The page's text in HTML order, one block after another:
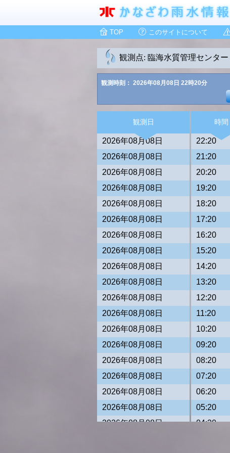
TOP
このサイトについて
観測点: 臨海水質管理センター
観測時刻： 2026年08月08日 22時20分
観測日 時間
2026年08月08日 22:20
2026年08月08日
21:20
2026年08月08日
20:20
2026年08月08日
19:20
2026年08月08日
18:20
2026年08月08日
17:20
2026年08月08日
16:20
2026年08月08日
15:20
2026年08月08日
14:20
2026年08月08日
13:20
2026年08月08日
12:20
2026年08月08日
11:20
2026年08月08日
10:20
2026年08月08日
09:20
2026年08月08日
08:20
2026年08月08日
07:20
2026年08月08日
06:20
2026年08月08日
05:20
2026年08月08日
04:20